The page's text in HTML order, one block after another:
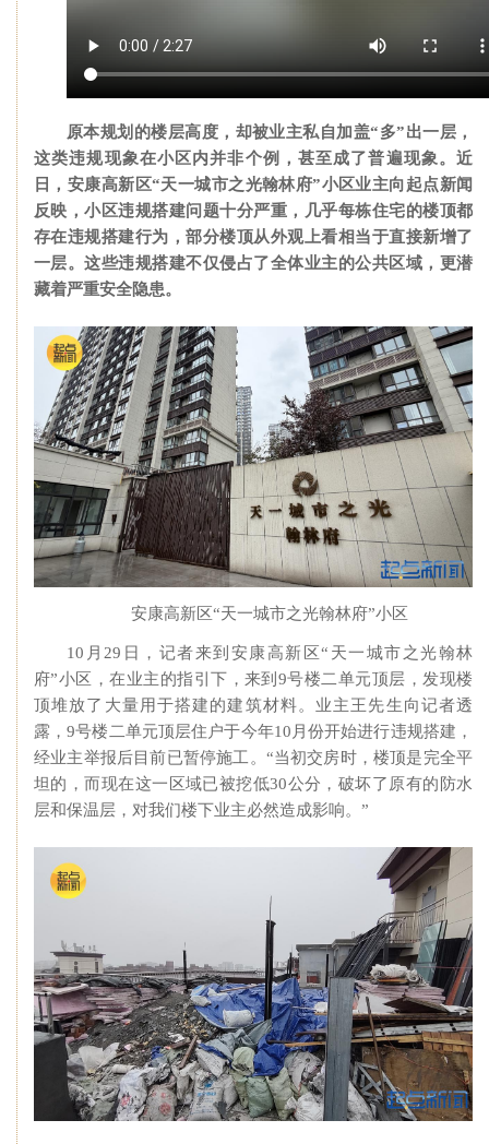
原本规划的楼层高度，却被业主私自加盖“多”出一层，
这类违规现象在小区内并非个例，甚至成了普遍现象。近
日，安康高新区“天一城市之光翰林府”小区业主向起点新闻
反映，小区违规搭建问题十分严重，几乎每栋住宅的楼顶都
存在违规搭建行为，部分楼顶从外观上看相当于直接新增了
一层。这些违规搭建不仅侵占了全体业主的公共区域，更潜
藏着严重安全隐患。
安康高新区“天一城市之光翰林府”小区
10月29日，记者来到安康高新区“天一城市之光翰林
府”小区，在业主的指引下，来到9号楼二单元顶层，发现楼
顶堆放了大量用于搭建的建筑材料。业主王先生向记者透
露，9号楼二单元顶层住户于今年10月份开始进行违规搭建，
经业主举报后目前已暂停施工。“当初交房时，楼顶是完全平
坦的，而现在这一区域已被挖低30公分，破坏了原有的防水
层和保温层，对我们楼下业主必然造成影响。”